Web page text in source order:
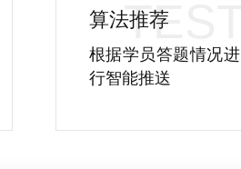
算法推荐
根据学员答题情况进
行智能推送